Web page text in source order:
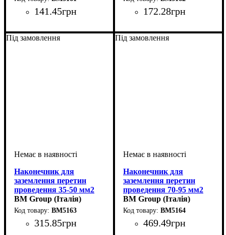
141.45грн
наконечник
10-25
172.28грн
наконечник
25-35
Під замовлення
Наконечник для
заземлення перетин
проведення 35-50 мм2
BM Group (Італія)
BM5163
315.85грн
Під замовлення
Наконечник для
заземлення перетин
проведення 70-95 мм2
BM Group (Італія)
BM5164
469.49грн